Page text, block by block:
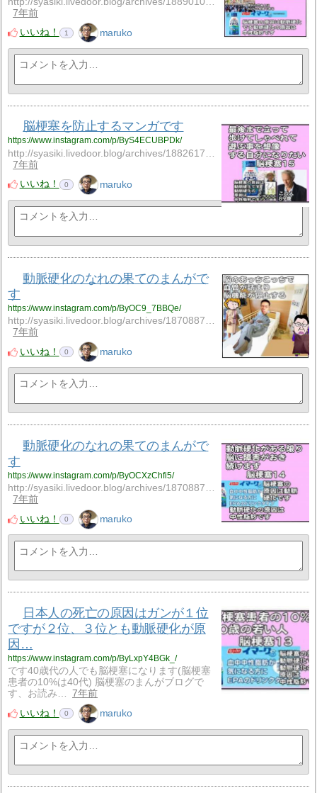
7年前
いいね！
1 maruko
脳梗塞を防止するマンガです
https://www.instagram.com/p/ByS4ECUBPDk/
7年前
いいね！
0 maruko
動脈硬化のなれの果てのまんがで
す
https://www.instagram.com/p/ByOC9_7BBQe/
7年前
いいね！
0 maruko
動脈硬化のなれの果てのまんがで
す
https://www.instagram.com/p/ByOCXzChfi5/
http://syasiki.livedoor.blog/archives/18708878.htm…
7年前
いいね！
0 maruko
日本人の死亡の原因はガンが１位
ですが２位、３位とも動脈硬化が原
因…
https://www.instagram.com/p/ByLxpY4BGk_/
です40歳代の人でも脳梗塞になります(脳梗塞
患者の10%は40代) 脳梗塞のまんがブログで
す、お読み…
7年前
いいね！
0 maruko